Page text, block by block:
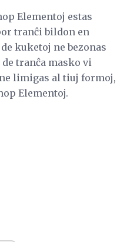
Elementoj estas
tranĉi bildon en
kuketoj ne bezonas
tranĉa masko vi
limigas al tiuj formoj,
Elementoj.